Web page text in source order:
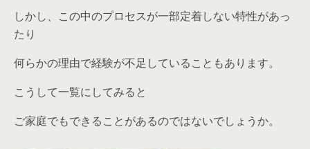
しかし、この中のプロセスが一部定着しない特性があっ
たり
何らかの理由で経験が不足していることもあります。
こうして一覧にしてみると
ご家庭でもできることがあるのではないでしょうか。